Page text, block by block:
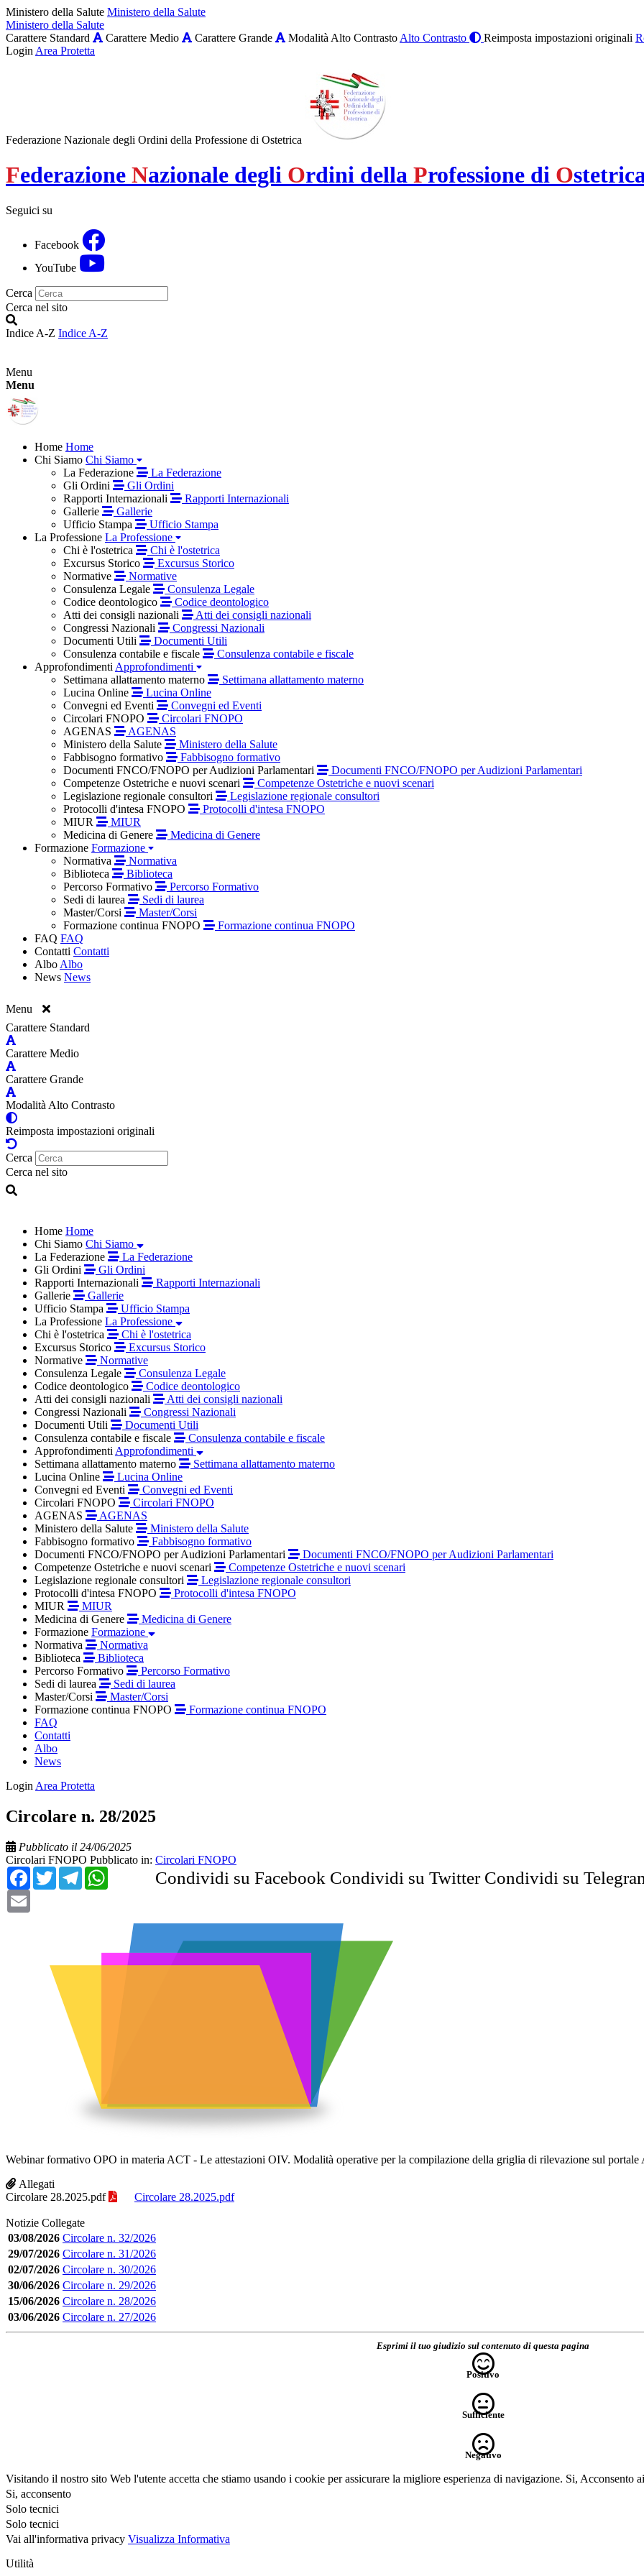
Ministero della Salute Ministero della Salute
Ministero della Salute
Carattere Standard
Carattere Medio Carattere Grande Modalità Alto Contrasto Alto Contrasto Reimposta impostazioni originali
Login Area Protetta
Federazione Nazionale degli Ordini della Professione di Ostetrica
Federazione Nazionale degli Ordini della Professione di O
Seguici su
Facebook
YouTube
Cerca
Cerca nel sito
Indice A-Z Indice A-Z
Menu
Menu
Home Home
Chi Siamo Chi Siamo
La Federazione
La Federazione
Gli Ordini
Gli Ordini
Rapporti Internazionali
Rapporti Internazionali
Gallerie
Gallerie
Ufficio Stampa
Ufficio Stampa
La Professione La Professione
Chi è l'ostetrica
Chi è l'ostetrica
Excursus Storico
Excursus Storico
Normative
Normative
Consulenza Legale
Consulenza Legale
Codice deontologico
Codice deontologico
Atti dei consigli nazionali
Atti dei consigli nazionali
Congressi Nazionali
Congressi Nazionali
Documenti Utili
Documenti Utili
Consulenza contabile e fiscale
Consulenza contabile e fiscale
Approfondimenti Approfondimenti
Settimana allattamento materno
Settimana allattamento materno
Lucina Online
Lucina Online
Convegni ed Eventi
Convegni ed Eventi
Circolari FNOPO
Circolari FNOPO
AGENAS
AGENAS
Ministero della Salute
Ministero della Salute
Fabbisogno formativo
Fabbisogno formativo
Documenti FNCO/FNOPO per Audizioni Parlamentari
Documenti FNCO/FNOPO per Audizioni Parlamentari
Competenze Ostetriche e nuovi scenari
Competenze Ostetriche e nuovi scenari
Legislazione regionale consultori
Legislazione regionale consultori
Protocolli d'intesa FNOPO
Protocolli d'intesa FNOPO
MIUR
MIUR
Medicina di Genere
Medicina di Genere
Formazione Formazione
Normativa
Normativa
Biblioteca
Biblioteca
Percorso Formativo
Percorso Formativo
Sedi di laurea
Sedi di laurea
Master/Corsi
Master/Corsi
Formazione continua FNOPO
Formazione continua FNOPO
FAQ FAQ
Contatti Contatti
Albo Albo
News News
Menu
Carattere Standard
Carattere Medio
Carattere Grande
Modalità Alto Contrasto
Reimposta impostazioni originali
Cerca
Cerca nel sito
Home Home
Chi Siamo Chi Siamo
La Federazione
La Federazione
Gli Ordini
Gli Ordini
Rapporti Internazionali
Rapporti Internazionali
Gallerie
Gallerie
Ufficio Stampa
Ufficio Stampa
La Professione La Professione
Chi è l'ostetrica
Chi è l'ostetrica
Excursus Storico
Excursus Storico
Normative
Normative
Consulenza Legale
Consulenza Legale
Codice deontologico
Codice deontologico
Atti dei consigli nazionali
Atti dei consigli nazionali
Congressi Nazionali
Congressi Nazionali
Documenti Utili
Documenti Utili
Consulenza contabile e fiscale
Consulenza contabile e fiscale
Approfondimenti Approfondimenti
Settimana allattamento materno
Settimana allattamento materno
Lucina Online
Lucina Online
Convegni ed Eventi
Convegni ed Eventi
Circolari FNOPO
Circolari FNOPO
AGENAS
AGENAS
Ministero della Salute
Ministero della Salute
Fabbisogno formativo
Fabbisogno formativo
Documenti FNCO/FNOPO per Audizioni Parlamentari
Documenti FNCO/FNOPO per Audizioni Parlamentari
Competenze Ostetriche e nuovi scenari
Competenze Ostetriche e nuovi scenari
Legislazione regionale consultori
Legislazione regionale consultori
Protocolli d'intesa FNOPO
Protocolli d'intesa FNOPO
MIUR
MIUR
Medicina di Genere
Medicina di Genere
Formazione Formazione
Normativa
Normativa
Biblioteca
Biblioteca
Percorso Formativo
Percorso Formativo
Sedi di laurea
Sedi di laurea
Master/Corsi
Master/Corsi
Formazione continua FNOPO
Formazione continua FNOPO
FAQ
Contatti
Albo
News
Login Area Protetta
Circolare n. 28/2025
Pubblicato il 24/06/2025
Circolari FNOPO Pubblicato in: Circolari FNOPO
Condividi su Facebook
Facebook Condividi su Twitter
Twitter Condividi su
TelegramWhatsApp
Email
Webinar formativo OPO in materia ACT - Le attestazioni OIV. Modalità operative per la compilazione della griglia di rilevazione sul
Allegati
Circolare 28.2025.pdf
Circolare 28.2025.pdf
Notizie Collegate
03/08/2026 Circolare n. 32/2026
29/07/2026 Circolare n. 31/2026
02/07/2026 Circolare n. 30/2026
30/06/2026 Circolare n. 29/2026
15/06/2026 Circolare n. 28/2026
03/06/2026 Circolare n. 27/2026
Esprimi il tuo giudizio sul contenuto di questa pagina
Positivo
Sufficiente
Negativo
Visitando il nostro sito Web l'utente accetta che stiamo usando i cookie per assicurare la migliore esperienza di navigazione. Si, Acconsento
Si, acconsento
Solo tecnici
Solo tecnici
Vai all'informativa privacy Visualizza Informativa
Utilità